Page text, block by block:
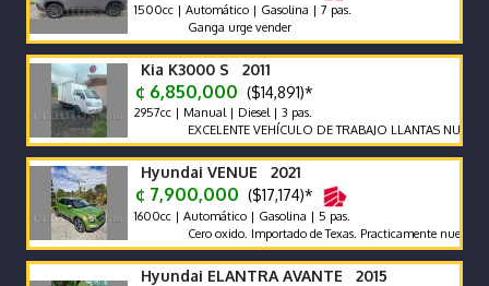
1500cc | Automático | Gasolina | 7 pas.
Ganga urge vender
Kia K3000 S 2011
¢ 6,850,000 ($14,891)*
2957cc | Manual | Diesel | 3 pas.
EXCELENTE VEHÍCULO DE TRABAJO LLANTAS NUEVAS
Hyundai VENUE 2021
¢ 7,900,000 ($17,174)*
1600cc | Automático | Gasolina | 5 pas.
Cero oxido. Importado de Texas. Practicamente nuevo
Hyundai ELANTRA AVANTE 2015